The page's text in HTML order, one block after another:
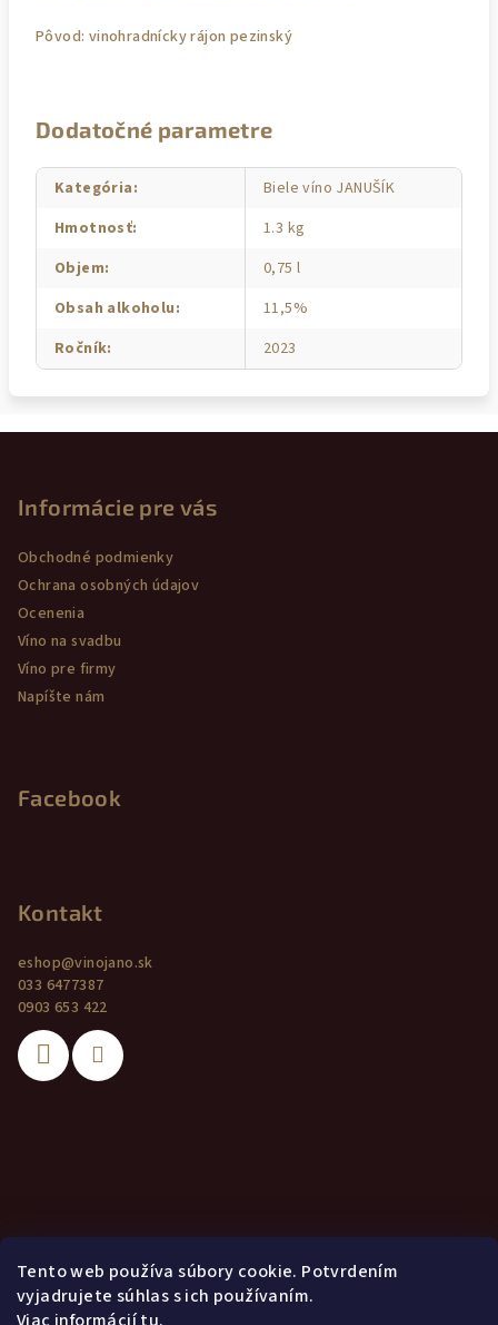
Tento web používa súbory cookie. Potvrdením
vyjadrujete súhlas s ich používaním.
Pôvod: vinohradnícky rájon pezinský
Dodatočné parametre
Kategória:
Biele víno JANUŠÍK
Hmotnosť:
1.3 kg
Objem:
0,75 l
Obsah alkoholu:
11,5%
Ročník: 2023
Informácie pre vás
Obchodné podmienky
Ochrana osobných údajov
Ocenenia
Víno na svadbu
Víno pre firmy
Napíšte nám
Facebook
Kontakt
eshop@vinojano.sk
033 6477387
0903 653 422